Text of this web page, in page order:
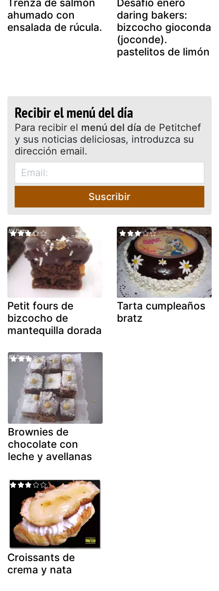
Trenza de salmón
ahumado con
ensalada de rúcula.
Desafío enero
daring bakers:
bizcocho gioconda
(joconde).
pastelitos de limón
Recibir el menú del día
Para recibir el menú del día de Petitchef
y sus noticias deliciosas, introduzca su
dirección email.
Suscribir
Petit fours de
bizcocho de
mantequilla dorada
Tarta cumpleaños
bratz
Brownies de
chocolate con
leche y avellanas
Croissants de
crema y nata